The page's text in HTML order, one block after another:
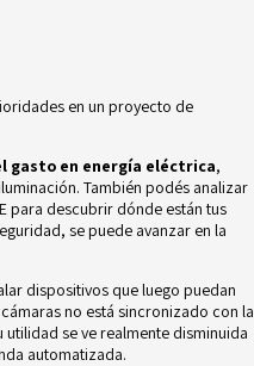
en un proyecto de
gasto en energía eléctrica,
También podés analizar
para descubrir dónde están tus
se puede avanzar en la
dispositivos que luego puedan
no está sincronizado con la
se ve realmente disminuida
automatizada.